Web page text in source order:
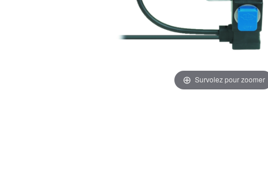
Survolez pour zoomer